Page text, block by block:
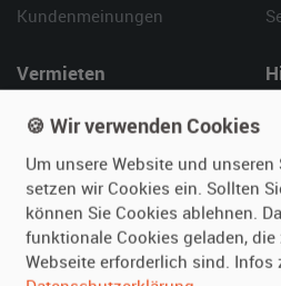
Kundenmeinungen
Vermieten
Fragen für Vermieter
Inserat verwalten
SPECIAL
🍪 Wir verwenden Cookies
Um unsere Website und
setzen wir Cookies ein. Sollten
können Sie Cookies ablehnen.
funktionale Cookies geladen, die
Webseite erforderlich sind. Infos